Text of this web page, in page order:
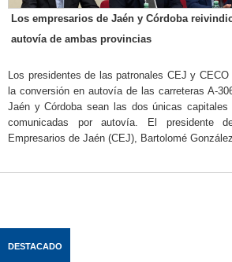
Los empresarios de Jaén y Córdoba
autovía de ambas provincias
Los presidentes de las patronales CEJ y
la conversión en autovía de las carreteras A-
Jaén y Córdoba sean las dos únicas
comunicadas por autovía. El presidente
Empresarios de Jaén (CEJ), Bartolomé
DESTACADO